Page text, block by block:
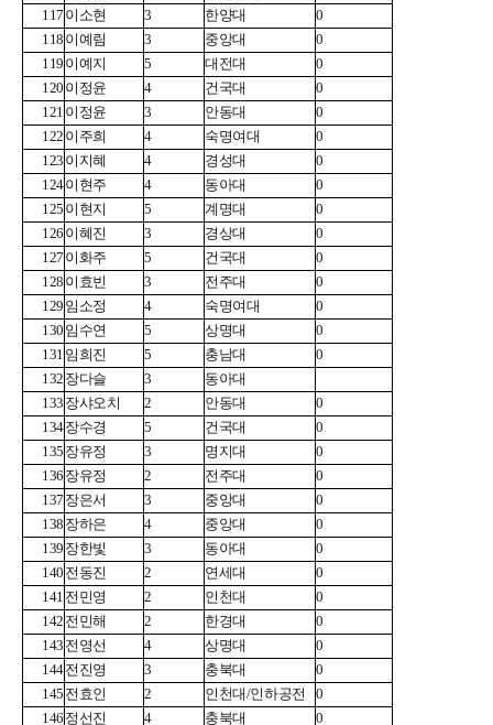
117 이소현 3 한양대
0
118 이예림 3 중앙대
0
119 이예지 5 대전대
0
120 이정윤 4 건국대
0
121 이정윤 3 안동대
0
122 이주희 4 숙명여대
0
123 이지혜 4 경성대
0
124이현주 4 동아대
0
125 이현지 5 계명대
0
126 이혜진 3 경상대
0
127 이화주 5 건국대
0
128 이효빈 3 전주대
0
129 임소정 4 숙명여대
0
130 임수연 5 상명대
0
131 임희진 5 충남대
0
132 장다슬 3
동아대
133 장샤오치 2 안동대
0
134장수경 5 건국대
0
135 장유정 3 명지대
0
136 장유정 2 전주대
0
137 장은서 3 중앙대
0
138 장하은 4 중앙대
0
139 장한빛 3 동아대
0
140 전동진 2 연세대
0
141 전민영 2 인천대
0
142 전민해 2 한경대
0
143 전영선 4 상명대
0
144전진영 3 충북대
0
145 전효인 2 인천대/인하공전
0
146 정선진 4 충북대
0